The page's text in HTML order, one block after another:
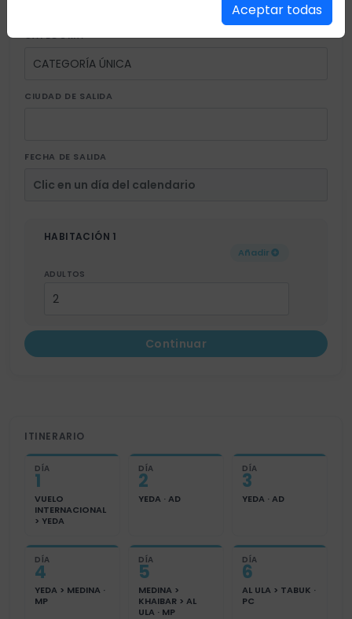
CATEGORÍA
CIUDAD DE SALIDA
FECHA DE SALIDA
HABITACIÓN 1
Añadir
ADULTOS
Continuar
ITINERARIO
DÍA
1
VUELO
INTERNACIONAL
> YEDA
DÍA
2
YEDA · AD
DÍA
3
YEDA · AD
DÍA
4
YEDA > MEDINA ·
MP
DÍA
5
MEDINA >
KHAIBAR > AL
ULA · MP
DÍA
6
AL ULA > TABUK ·
PC
Aceptar todas